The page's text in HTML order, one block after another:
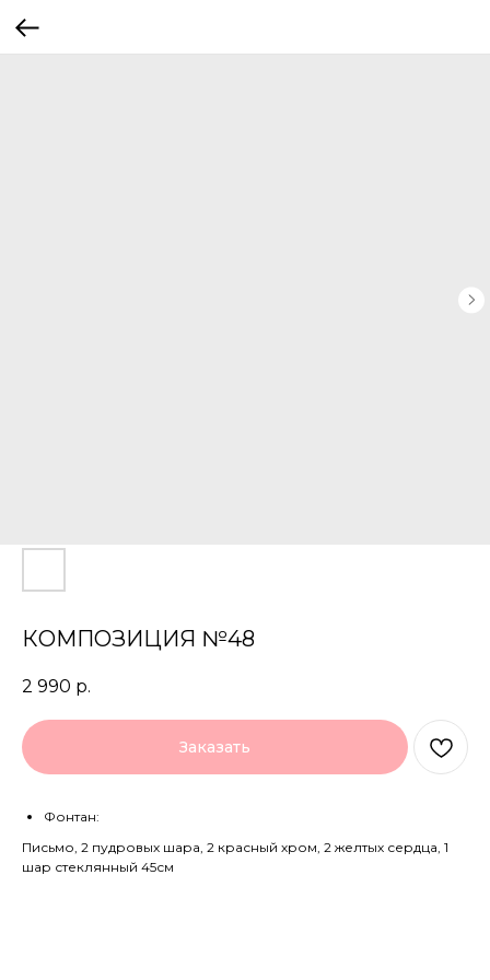
КОМПОЗИЦИЯ №48
2 990 р.
Заказать
Фонтан:
Письмо, 2 пудровых шара, 2 красный хром, 2 желтых сердца, 1
шар стеклянный 45см